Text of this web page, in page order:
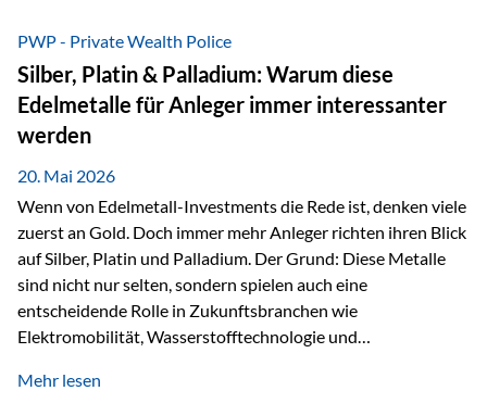
monetäre Rolle zurück Gold erlebt derzeit eine
bemerkenswerte Renaissance als monetärer Wertspeicher.
Treiber sind Rekordkäufe der Zentralbanken, geopolitische
Spannungen und ein schleichender Vertrauensverlust in
ungedeckte Papierwährungen. Wie groß dieser
Vertrauensverlust ausfällt, zeigt ein nüchterner
PWP - Private Wealth Police
Silber, Platin & Palladium: Warum diese
Edelmetalle für Anleger immer interessanter
werden
20. Mai 2026
Wenn von Edelmetall-Investments die Rede ist, denken viele
zuerst an Gold. Doch immer mehr Anleger richten ihren Blick
auf Silber, Platin und Palladium. Der Grund: Diese Metalle
sind nicht nur selten, sondern spielen auch eine
entscheidende Rolle in Zukunftsbranchen wie
Elektromobilität, Wasserstofftechnologie und
Faktoren für Investoren – begrenztes Angebot und
Mehr lesen